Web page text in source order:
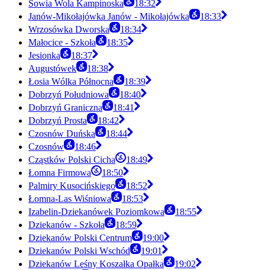
Sowia Wola Kampinoska
18:32
Janów-Mikołajówka Janów - Mikołajówka
18:33
Wrzosówka Dworska
18:34
Małocice - Szkoła
18:35
Jesionka
18:37
Augustówek
18:38
Łosia Wólka Północna
18:39
Dobrzyń Południowa
18:40
Dobrzyń Graniczna
18:41
Dobrzyń Prosta
18:42
Czosnów Duńska
18:44
Czosnów
18:46
Cząstków Polski Cicha
18:49
Łomna Firmowa
18:50
Palmiry Kusocińskiego
18:52
Łomna-Las Wiśniowa
18:53
Izabelin-Dziekanówek Poziomkowa
18:55
Dziekanów - Szkoła
18:59
Dziekanów Polski Centrum
19:00
Dziekanów Polski Wschód
19:01
Dziekanów Leśny Koszałka Opałka
19:02